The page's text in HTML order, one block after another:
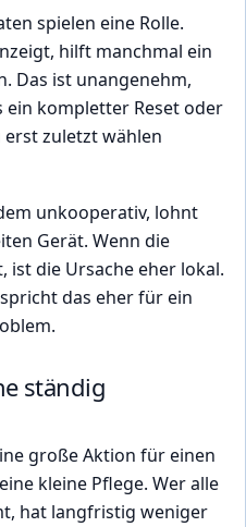
spielen eine Rolle.
hilft manchmal ein
Das ist unangenehm,
kompletter Reset oder
zuletzt wählen
unkooperativ, lohnt
Gerät. Wenn die
die Ursache eher lokal.
das eher für ein
ständig
große Aktion für einen
kleine Pflege. Wer alle
hat langfristig weniger